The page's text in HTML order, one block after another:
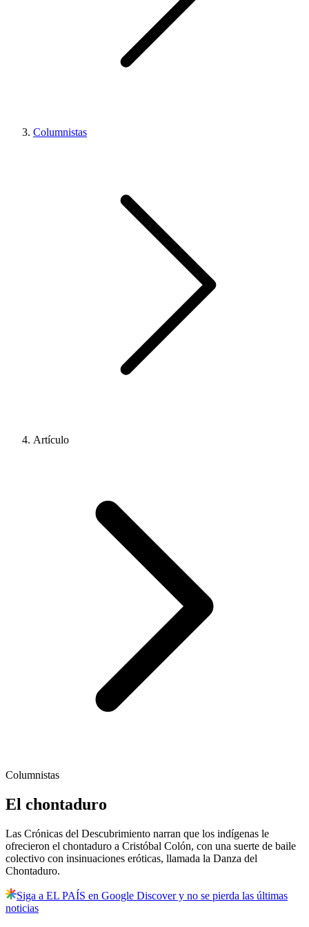
Columnistas
Artículo
Columnistas
El chontaduro
Las Crónicas del Descubrimiento narran que los indígenas le
ofrecieron el chontaduro a Cristóbal Colón, con una suerte de baile
colectivo con insinuaciones eróticas, llamada la Danza del
Chontaduro.
Siga a EL PAÍS en Google Discover y no se pierda las últimas
noticias